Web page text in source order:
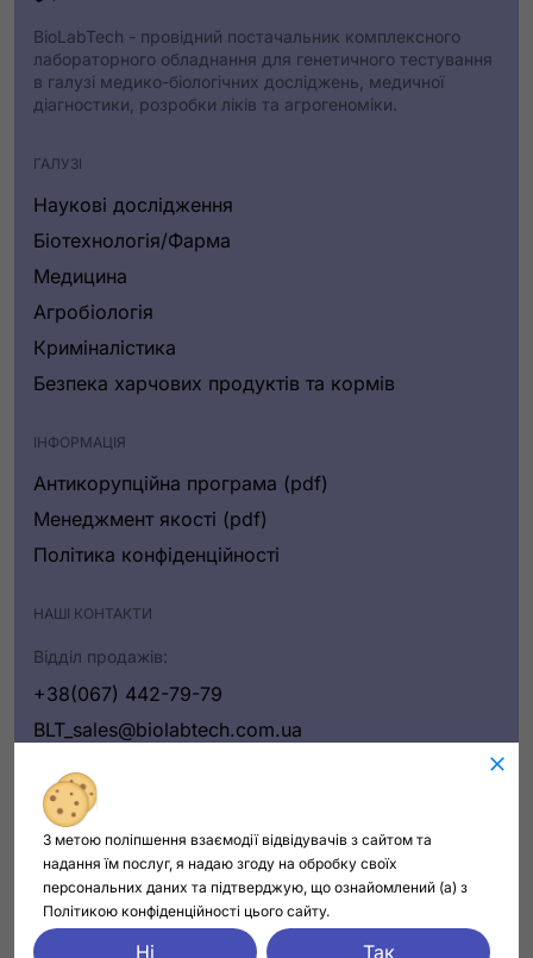
BioLabTech - провідний постачальник комплексного
лабораторного обладнання для генетичного тестування
в галузі медико-біологічних досліджень, медичної
діагностики, розробки ліків та агрогеноміки.
ГАЛУЗІ
Наукові дослідження
Біотехнологія/Фарма
Медицина
Агробіологія
Криміналістика
Безпека харчових продуктів та кормів
ІНФОРМАЦІЯ
Антикорупційна програма (pdf)
Менеджмент якості (pdf)
Політика конфіденційності
НАШІ КОНТАКТИ
Відділ продажів:
+38(067) 442-79-79
BLT_sales@biolabtech.com.ua
Всі права захищені © 2024
З метою поліпшення взаємодії відвідувачів з сайтом та
надання їм послуг, я надаю згоду на обробку своїх
персональних даних та підтверджую, що ознайомлений (а) з
Політикою конфіденційності цього сайту.
Ні Так